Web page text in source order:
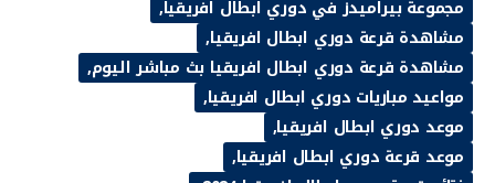
مجموعة بيراميدز في دوري ابطال افريقيا
مشاهدة قرعة دوري ابطال افريقيا
مشاهدة قرعة دوري ابطال افريقيا بث مباشر اليوم
مواعيد مباريات دوري ابطال افريقيا
موعد دوري ابطال افريقيا
موعد قرعة دوري ابطال افريقيا